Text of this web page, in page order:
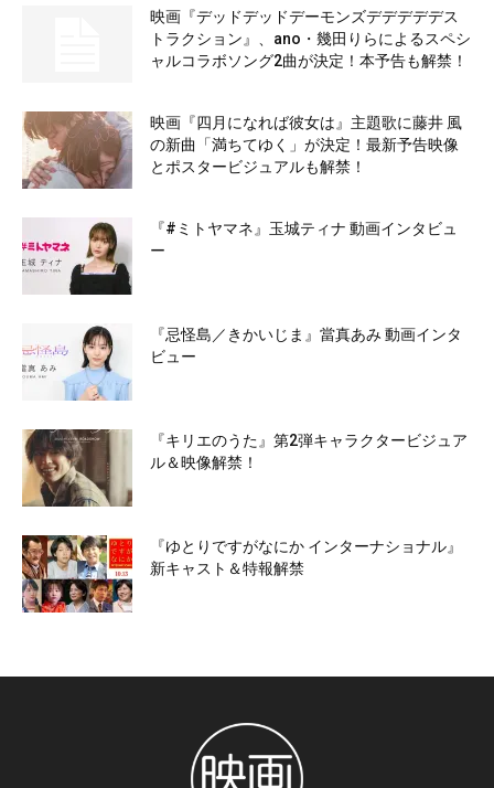
映画『デッドデッドデーモンズデデデデデス
トラクション』、ano・幾田りらによるスペシ
ャルコラボソング2曲が決定！本予告も解禁！
映画『四月になれば彼女は』主題歌に藤井 風
の新曲「満ちてゆく」が決定！最新予告映像
とポスタービジュアルも解禁！
『#ミトヤマネ』玉城ティナ 動画インタビュ
ー
『忌怪島／きかいじま』當真あみ 動画インタ
ビュー
『キリエのうた』第2弾キャラクタービジュア
ル＆映像解禁！
『ゆとりですがなにか インターナショナル』
新キャスト＆特報解禁